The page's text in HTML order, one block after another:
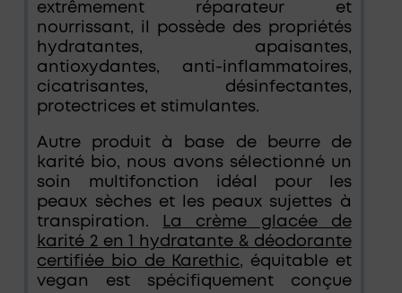
extrêmement réparateur et
nourrissant, il possède des propriétés
hydratantes, apaisantes,
antioxydantes, anti-inflammatoires,
cicatrisantes, désinfectantes,
protectrices et stimulantes.
Autre produit à base de beurre de
karité bio, nous avons sélectionné un
soin multifonction idéal pour les
peaux sèches et les peaux sujettes à
transpiration.
La crème glacée de
karité 2 en 1 hydratante & déodorante
certifiée bio de Karethic, équitable et
vegan est spécifiquement conçue